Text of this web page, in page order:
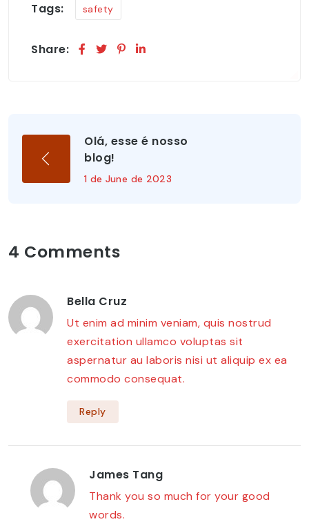
Tags: safety
Share:
Olá, esse é nosso
blog!
1 de June de 2023
4 Comments
Bella Cruz
Ut enim ad minim veniam, quis nostrud
exercitation ullamco voluptas sit
aspernatur au laboris nisi ut aliquip ex ea
commodo consequat.
Reply
James Tang
Thank you so much for your good
words.